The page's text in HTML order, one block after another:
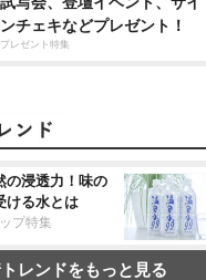
ンチェキなどプレゼント！
プレゼント特集
の浸透力！味の
ける水とは
プ特集
レンドをもっと見る